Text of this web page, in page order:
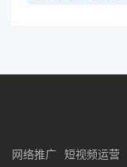
网络推广 短视频运营